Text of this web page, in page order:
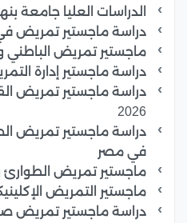
الدراسات العليا جامعة
دراسة ماجستير تمريض في
ماجستير تمريض الباطني
دراسة ماجستير إدارة
دراسة ماجستير تمريض
2026
دراسة ماجستير تمريض
في مصر
ماجستير تمريض الطوارئ
ماجستير التمريض
دراسة ماجستير تمريض